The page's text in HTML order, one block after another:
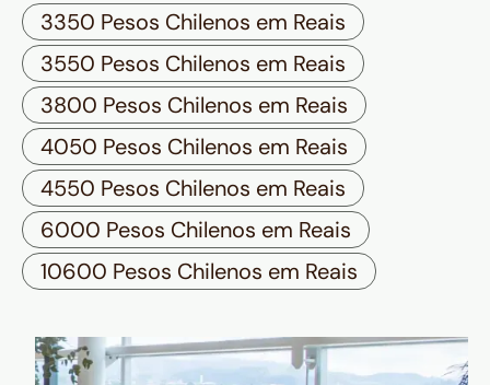
3350 Pesos Chilenos em Reais
3550 Pesos Chilenos em Reais
3800 Pesos Chilenos em Reais
4050 Pesos Chilenos em Reais
4550 Pesos Chilenos em Reais
6000 Pesos Chilenos em Reais
10600 Pesos Chilenos em Reais